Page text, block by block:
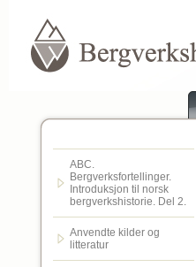
ABC.
Bergverksfortellinger.
Introduksjon til norsk
bergverkshistorie. Del 2.
Anvendte kilder og
litteratur